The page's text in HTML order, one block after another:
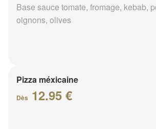
Base sauce tomate, fromage, kebab,
oignons, olives
Pizza méxicaine
Dès 12.95 €